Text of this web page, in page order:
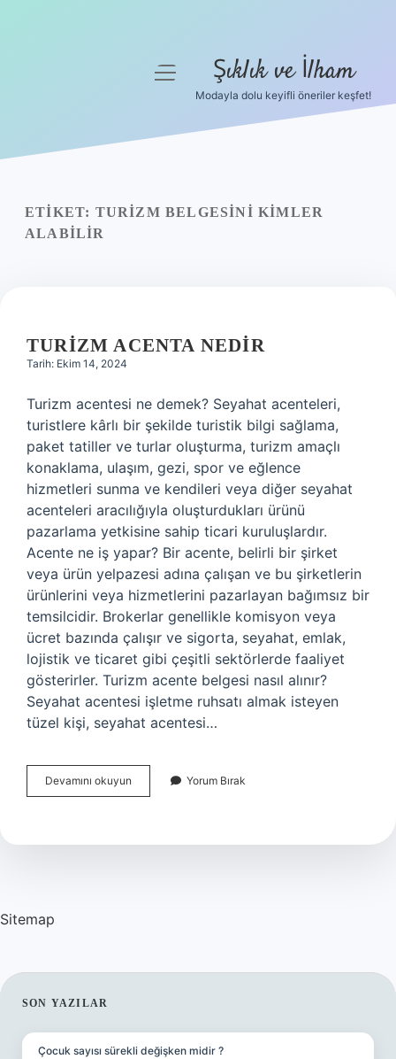
Yasal Uyarı
menüyü
Şıklık ve İlham
Modayla dolu keyifli öneriler keşfet!
ETIKET: TURIZM BELGESINI KIMLER
ALABILIR
TURIZM ACENTA NEDIR
Tarih: Ekim 14, 2024
Turizm acentesi ne demek? Seyahat acenteleri,
turistlere kârlı bir şekilde turistik bilgi sağlama,
paket tatiller ve turlar oluşturma, turizm amaçlı
konaklama, ulaşım, gezi, spor ve eğlence
hizmetleri sunma ve kendileri veya diğer seyahat
acenteleri aracılığıyla oluşturdukları ürünü
pazarlama yetkisine sahip ticari kuruluşlardır.
Acente ne iş yapar? Bir acente, belirli bir şirket
veya ürün yelpazesi adına çalışan ve bu şirketlerin
ürünlerini veya hizmetlerini pazarlayan bağımsız bir
temsilcidir. Brokerlar genellikle komisyon veya
ücret bazında çalışır ve sigorta, seyahat, emlak,
lojistik ve ticaret gibi çeşitli sektörlerde faaliyet
gösterirler. Turizm acente belgesi nasıl alınır?
Seyahat acentesi işletme ruhsatı almak isteyen
tüzel kişi, seyahat acentesi…
Devamını okuyun
Acenta
Yorum Bırak
Sitemap
SIDEBAR
SON YAZILAR
Çocuk sayısı sürekli değişken midir ?